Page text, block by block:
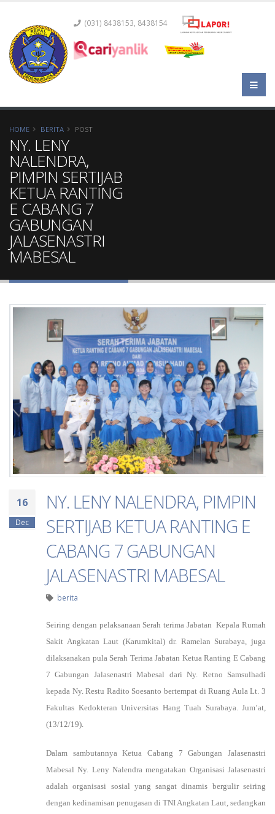
(031) 8438153, 8438154
HOME BERITA POST
NY. LENY
NALENDRA,
PIMPIN SERTIJAB
KETUA RANTING
E CABANG 7
GABUNGAN
JALASENASTRI
MABESAL
16
Dec
NY. LENY NALENDRA, PIMPIN
SERTIJAB KETUA RANTING E
CABANG 7 GABUNGAN
JALASENASTRI MABESAL
berita
Seiring dengan pelaksanaan Serah terima Jabatan Kepala Rumah
Sakit Angkatan Laut (Karumkital) dr. Ramelan Surabaya, juga
dilaksanakan pula Serah Terima Jabatan Ketua Ranting E Cabang
7 Gabungan Jalasenastri Mabesal dari Ny. Retno Samsulhadi
kepada Ny. Restu Radito Soesanto bertempat di Ruang Aula Lt. 3
Fakultas Kedokteran Universitas Hang Tuah Surabaya. Jum’at,
(13/12/19).
Dalam sambutannya Ketua Cabang 7 Gabungan Jalasenastri
Mabesal Ny. Leny Nalendra mengatakan Organisasi Jalasenastri
adalah organisasi sosial yang sangat dinamis bergulir seiring
dengan kedinamisan penugasan di TNI Angkatan Laut, sedangkan